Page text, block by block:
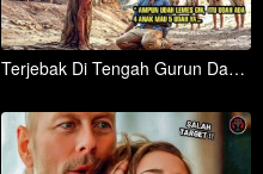
Terjebak Di Tengah Gurun Dan Di Paksa Membuat Anak Oleh Wanita Misterius